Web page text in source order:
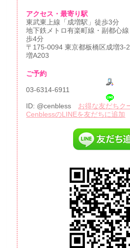
アクセス・最寄り駅
東武東上線「成増駅」徒歩3分
地下鉄メトロ有楽町線・副都心
歩4分
〒175-0094 東京都板橋区成増3-
増A203
ご予約
03-6314-6911
ID: @cenbless お得な友だちク
CenblessのLINEを友だちに追加